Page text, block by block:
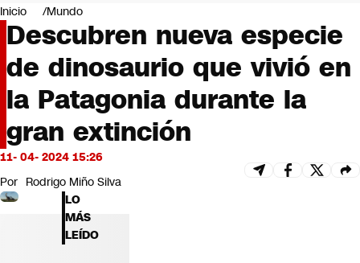
Negocios
Deportes
Programas completos
Cultura
Servicios
Bits
CNN tiempo
Futuro 360
Inicio Mundo
Descubren nueva especie
de dinosaurio que vivió en
la Patagonia durante la
gran extinción
11- 04- 2024 15:26
Por Rodrigo Miño Silva
LO
MÁS
LEÍDO